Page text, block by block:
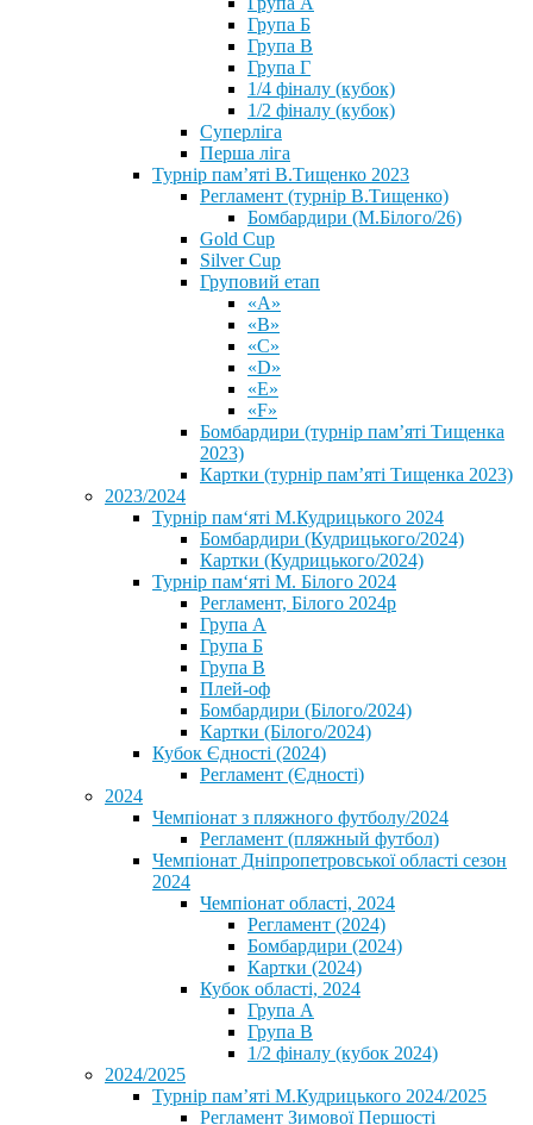
Група Б
Група В
Група Г
1/4 фіналу (кубок)
1/2 фіналу (кубок)
Суперліга
Перша ліга
Турнір пам’яті В.Тищенко 2023
Регламент (турнір В.Тищенко)
Бомбардири (М.Білого/26)
Gold Cup
Silver Cup
Груповий етап
«А»
«В»
«С»
«D»
«Е»
«F»
Бомбардири (турнір пам’яті Тищенка
2023)
Картки (турнір пам’яті Тищенка 2023)
2023/2024
⁨Турнір пам‘яті М.Кудрицького 2024
Бомбардири (Кудрицького/2024)
Картки (Кудрицького/2024)
⁨Турнір пам‘яті М. Білого 2024⁩
Регламент, Білого 2024р
Група А
Група Б
Група В
Плей-оф
Бомбардири (Білого/2024)
Картки (Білого/2024)
Кубок Єдності (2024)
Регламент (Єдності)
2024
Чемпіонат з пляжного футболу/2024
Регламент (пляжный футбол)
Чемпіонат Дніпропетровської області сезон
2024
Чемпіонат області, 2024
Регламент (2024)
Бомбардири (2024)
Картки (2024)
Кубок області, 2024
Група А
Група В
1/2 фіналу (кубок 2024)
2024/2025
Турнір пам’яті М.Кудрицького 2024/2025
Регламент Зимової Першості